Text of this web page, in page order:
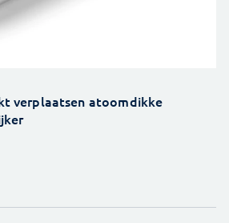
verplaatsen atoomdikke